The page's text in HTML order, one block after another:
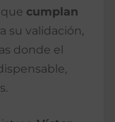
cumplan
su validación,
donde el